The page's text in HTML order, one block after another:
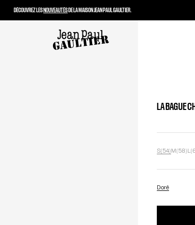
LA BAGUE
S(54)M(58)
Doré
DÉCOUVREZ LESNOUVEAUTÉSDE LA MAISON JEAN PAUL GAULTIER.